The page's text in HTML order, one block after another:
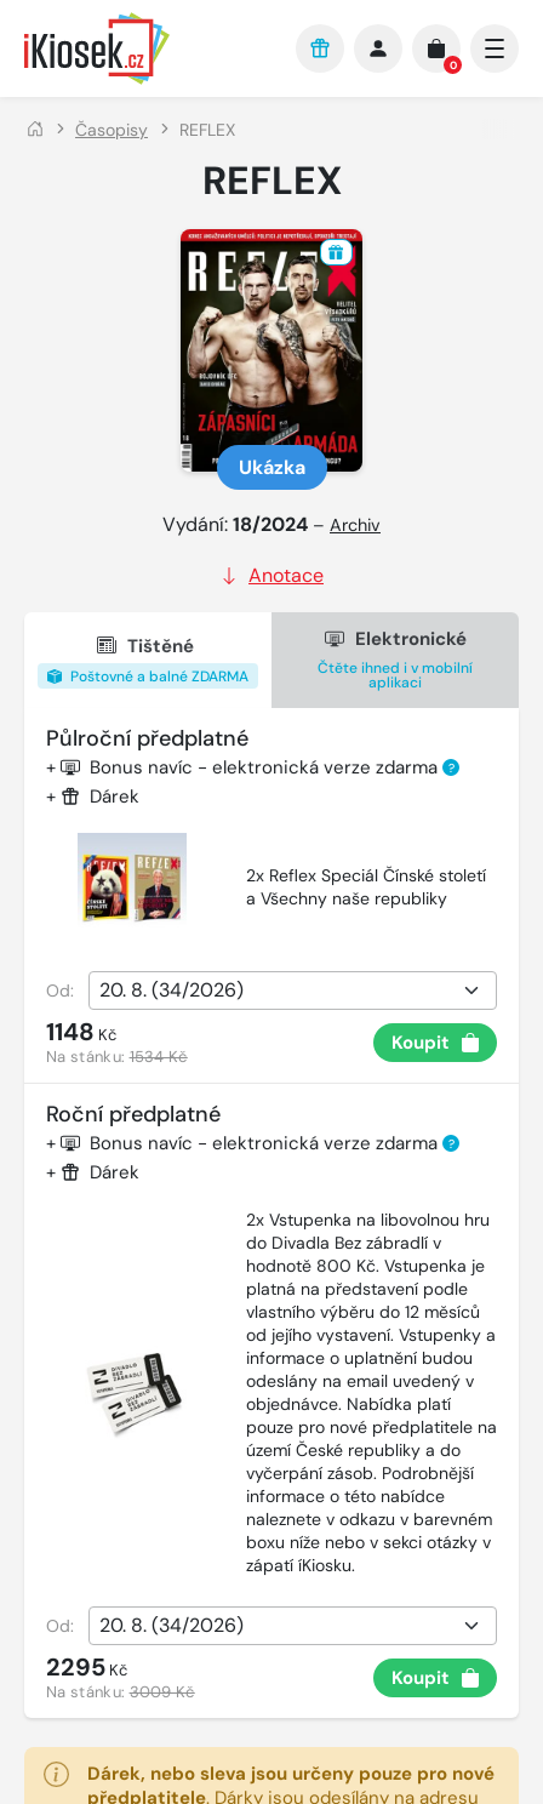
Přejít na hlavní obsah
0
Časopisy REFLEX
REFLEX
Ukázka
Vydání:18/2024 – Archiv
Anotace
Tištěné
Poštovné a balné ZDARMA
Elektronické
Čtěte ihned i v mobilní
aplikaci
Půlroční předplatné
+ Bonus navíc - elektronická verze zdarma ?
+ Dárek
2x Reflex Speciál Čínské století
a Všechny naše republiky
Od:
1148 Kč
Na stánku:1534 Kč
Koupit
Roční předplatné
+ Bonus navíc - elektronická verze zdarma ?
+ Dárek
2x Vstupenka na libovolnou hru
do Divadla Bez zábradlí v
hodnotě 800 Kč. Vstupenka je
platná na představení podle
vlastního výběru do 12 měsíců
od jejího vystavení. Vstupenky a
informace o uplatnění budou
odeslány na email uvedený v
objednávce. Nabídka platí
pouze pro nové předplatitele na
území České republiky a do
vyčerpání zásob. Podrobnější
informace o této nabídce
naleznete v odkazu v barevném
boxu níže nebo v sekci otázky v
zápatí íKiosku.
Od:
2295 Kč
Na stánku:3009 Kč
Koupit
Dárek, nebo sleva jsou určeny pouze pro nové
předplatitele. Dárky jsou odesílány na adresu